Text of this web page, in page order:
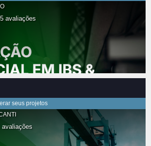
avaliações
seus projetos
avaliações